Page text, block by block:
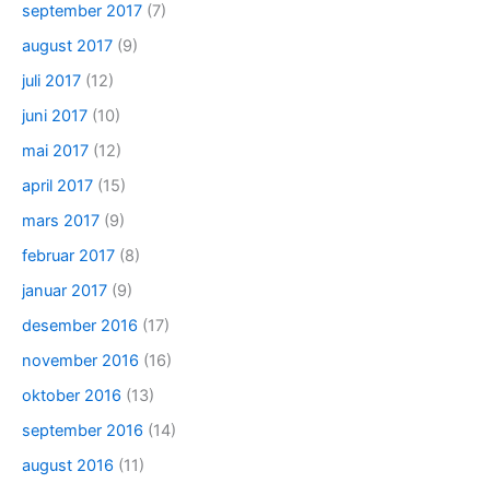
september 2017 (7)
august 2017 (9)
juli 2017 (12)
juni 2017 (10)
mai 2017 (12)
april 2017 (15)
mars 2017 (9)
februar 2017 (8)
januar 2017 (9)
desember 2016 (17)
november 2016 (16)
oktober 2016 (13)
september 2016 (14)
august 2016 (11)